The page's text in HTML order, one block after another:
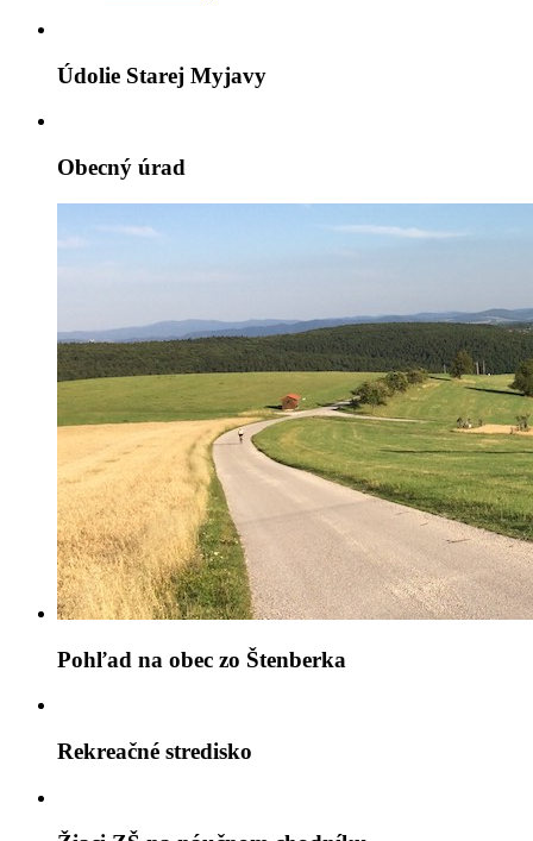
Údolie Starej Myjavy
Obecný úrad
Pohľad na obec zo Štenberka
Rekreačné stredisko